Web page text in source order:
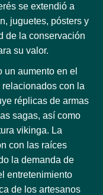
se extendió a
juguetes, pósters y
de la conservación
su valor.
un aumento en el
con la
réplicas de armas
sagas, así como
vikinga. La
con las raíces
la demanda de
entretenimiento
de los artesanos